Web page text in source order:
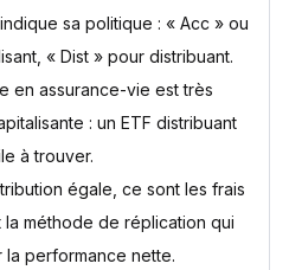
sa politique : « Acc » ou
« Dist » pour distribuant.
en assurance-vie est très
: un ETF distribuant
à trouver.
égale, ce sont les frais
la méthode de réplication qui
la performance nette.